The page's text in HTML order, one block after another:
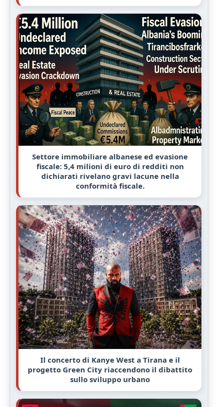
Settore immobiliare albanese ed evasione
fiscale: 5,4 milioni di euro di redditi non
dichiarati rivelano gravi lacune nella
conformità fiscale.
Il concerto di Kanye West a Tirana e il
progetto Green City riaccendono il dibattito
sullo sviluppo urbano